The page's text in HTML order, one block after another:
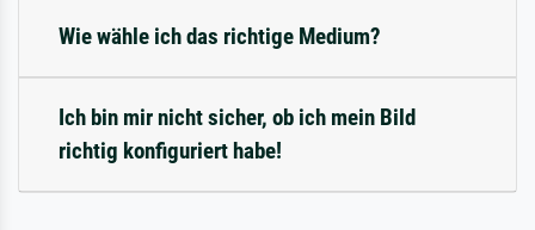
Wie wähle ich das richtige Medium?
Ich bin mir nicht sicher, ob ich mein Bild
richtig konfiguriert habe!